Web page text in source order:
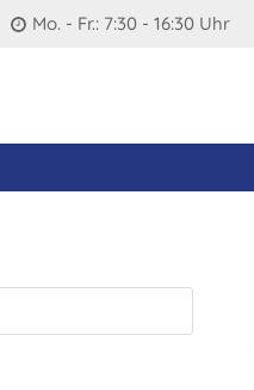
Mo. - Fr.: 7:30 - 16:30 Uhr